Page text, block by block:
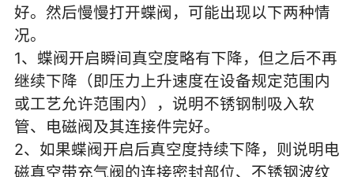
好。然后慢慢打开蝶阀，可能出现以下两种情
况。
1、蝶阀开启瞬间真空度略有下降，但之后不再
继续下降（即压力上升速度在设备规定范围内
或工艺允许范围内），说明不锈钢制吸入软
管、电磁阀及其连接件完好。
2、如果蝶阀开启后真空度持续下降，则说明电
磁真空带充气阀的连接密封部位、不锈钢波纹